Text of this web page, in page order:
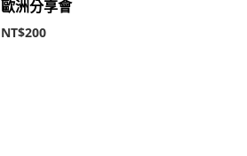
歐洲分享會
NT$200